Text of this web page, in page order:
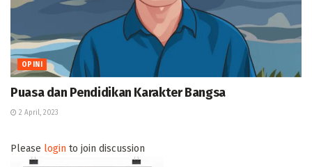
OPINI
Puasa dan Pendidikan Karakter Bangsa
2 April, 2023
Please login to join discussion